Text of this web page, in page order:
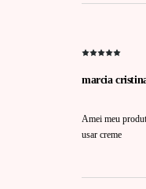
marcia
Amei meu
usar creme